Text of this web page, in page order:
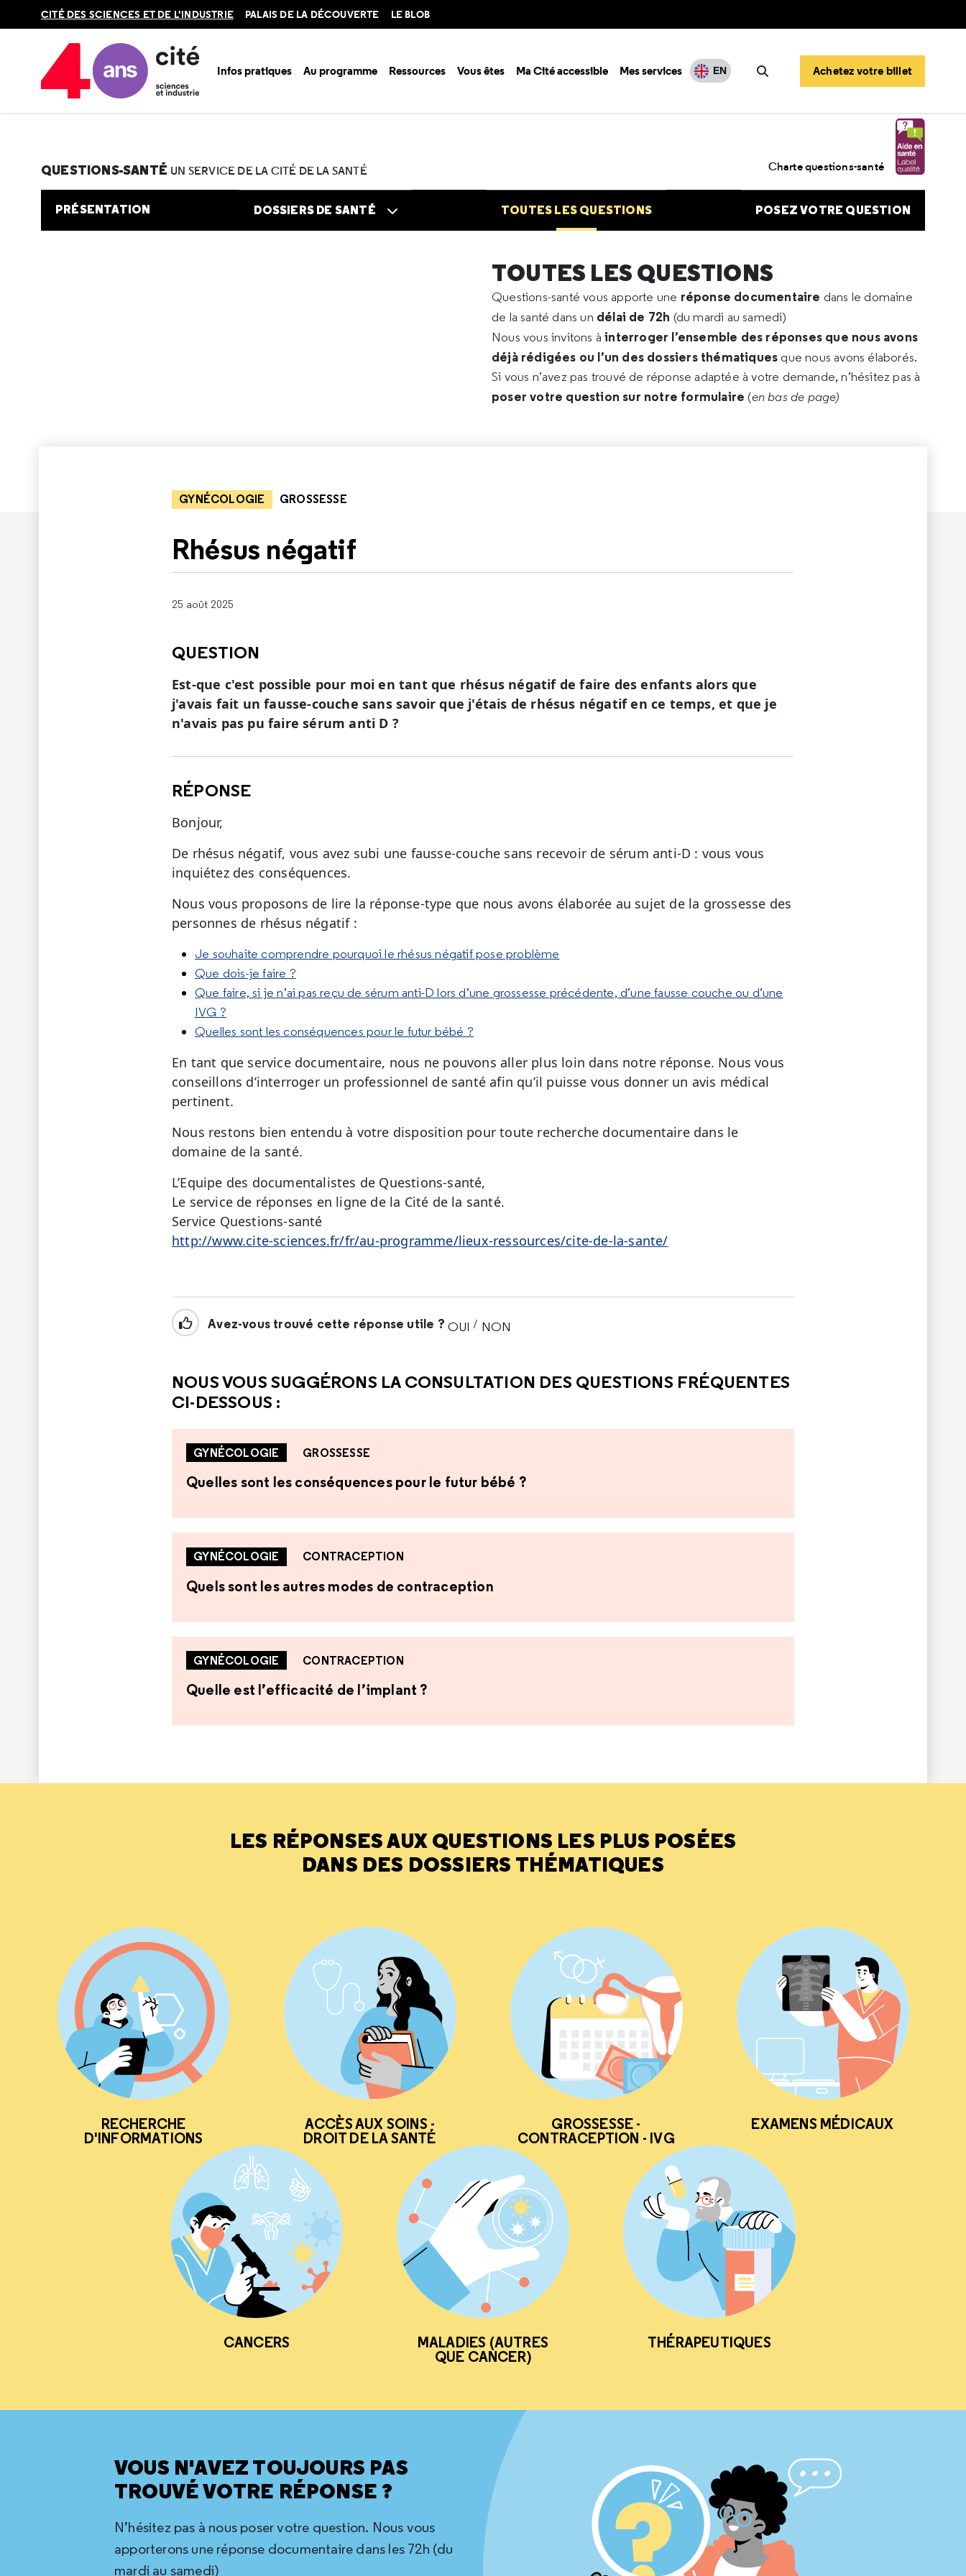
en
CITÉ DES SCIENCES ET DE L'INDUSTRIE PALAIS DE LA DÉCOUVERTE LE BLOB
Infos pratiques Au programme Ressources Vous êtes Ma Cité accessible Mes services EN
Rechercher
Achetez votre billet
Accueil Au programme
QUESTIONS-SANTÉ UN SERVICE DE LA CITÉ DE LA SANTÉ Charte questions-santé
PRÉSENTATION DOSSIERS DE SANTÉ TOUTES LES QUESTIONS POSEZ VOTRE QUESTION
TOUTES LES QUESTIONS
Questions-santé vous apporte une réponse documentaire dans le domaine
de la santé dans un délai de 72h (du mardi au samedi)
Nous vous invitons àinterroger l’ensemble des réponses que nous avons
déjà rédigées ou l’un des dossiers thématiques que nous avons élaborés.
Si vous n’avez pas trouvé de réponse adaptée à votre demande, n’hésitez pas à
poser votre question sur notre formulaire (en bas de page)
GYNÉCOLOGIE GROSSESSE
Rhésus négatif
25 août 2025
QUESTION
Est-que c'est possible pour moi en tant que rhésus négatif de faire des enfants alors que
j'avais fait un fausse-couche sans savoir que j'étais de rhésus négatif en ce temps, et que je
n'avais pas pu faire sérum anti D ?
RÉPONSE
Bonjour,
De rhésus négatif, vous avez subi une fausse-couche sans recevoir de sérum anti-D : vous vous
inquiétez des conséquences.
Nous vous proposons de lire la réponse-type que nous avons élaborée au sujet de la grossesse des
personnes de rhésus négatif :
Je souhaite comprendre pourquoi le rhésus négatif pose problème
Que dois-je faire ?
Que faire, si je n’ai pas reçu de sérum anti-D lors d’une grossesse précédente, d’une fausse couche ou d’une
IVG ?
Quelles sont les conséquences pour le futur bébé ?
En tant que service documentaire, nous ne pouvons aller plus loin dans notre réponse. Nous vous
conseillons d’interroger un professionnel de santé afin qu’il puisse vous donner un avis médical
pertinent.
Nous restons bien entendu à votre disposition pour toute recherche documentaire dans le
domaine de la santé.
L’Equipe des documentalistes de Questions-santé,
Le service de réponses en ligne de la Cité de la santé.
Service Questions-santé
http://www.cite-sciences.fr/fr/au-programme/lieux-ressources/cite-de-la-sante/
Avez-vous trouvé cette réponse utile ? OUI / NON
NOUS VOUS SUGGÉRONS LA CONSULTATION DES QUESTIONS FRÉQUENTES
CI-DESSOUS :
GYNÉCOLOGIE GROSSESSE
Quelles sont les conséquences pour le futur bébé ?
GYNÉCOLOGIE CONTRACEPTION
Quels sont les autres modes de contraception
GYNÉCOLOGIE CONTRACEPTION
Quelle est l’efficacité de l’implant ?
LES RÉPONSES AUX QUESTIONS LES PLUS POSÉES
DANS DES DOSSIERS THÉMATIQUES
RECHERCHE
D'INFORMATIONS
ACCÈS AUX SOINS -
DROIT DE LA SANTÉ
GROSSESSE -
CONTRACEPTION - IVG
EXAMENS MÉDICAUX
CANCERS
MALADIES (AUTRES
QUE CANCER)
THÉRAPEUTIQUES
VOUS N'AVEZ TOUJOURS PAS
TROUVÉ VOTRE RÉPONSE ?
N’hésitez pas à nous poser votre question. Nous vous
apporterons une réponse documentaire dans les 72h (du
mardi au samedi)